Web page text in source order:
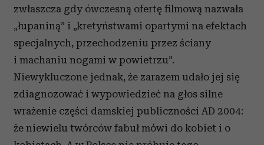
zwłaszcza gdy ówczesną ofertę filmową nazwała
„łupaniną” i „kretyństwami opartymi na efektach
specjalnych, przechodzeniu przez ściany
i machaniu nogami w powietrzu”.
Niewykluczone jednak, że zarazem udało jej się
zdiagnozować i wypowiedzieć na głos silne
wrażenie części damskiej publiczności AD 2004:
że niewielu twórców fabuł mówi do kobiet i o